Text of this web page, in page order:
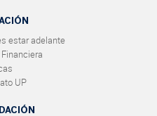
estar adelante
UP